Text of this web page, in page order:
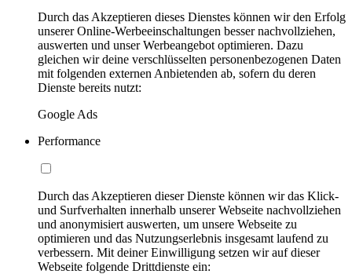
Durch das Akzeptieren dieses Dienstes können wir den Erfolg
unserer Online-Werbeeinschaltungen besser nachvollziehen,
auswerten und unser Werbeangebot optimieren. Dazu
gleichen wir deine verschlüsselten personenbezogenen Daten
mit folgenden externen Anbietenden ab, sofern du deren
Dienste bereits nutzt:
Google Ads
Performance
Durch das Akzeptieren dieser Dienste können wir das Klick-
und Surfverhalten innerhalb unserer Webseite nachvollziehen
und anonymisiert auswerten, um unsere Webseite zu
optimieren und das Nutzungserlebnis insgesamt laufend zu
verbessern. Mit deiner Einwilligung setzen wir auf dieser
Webseite folgende Drittdienste ein: